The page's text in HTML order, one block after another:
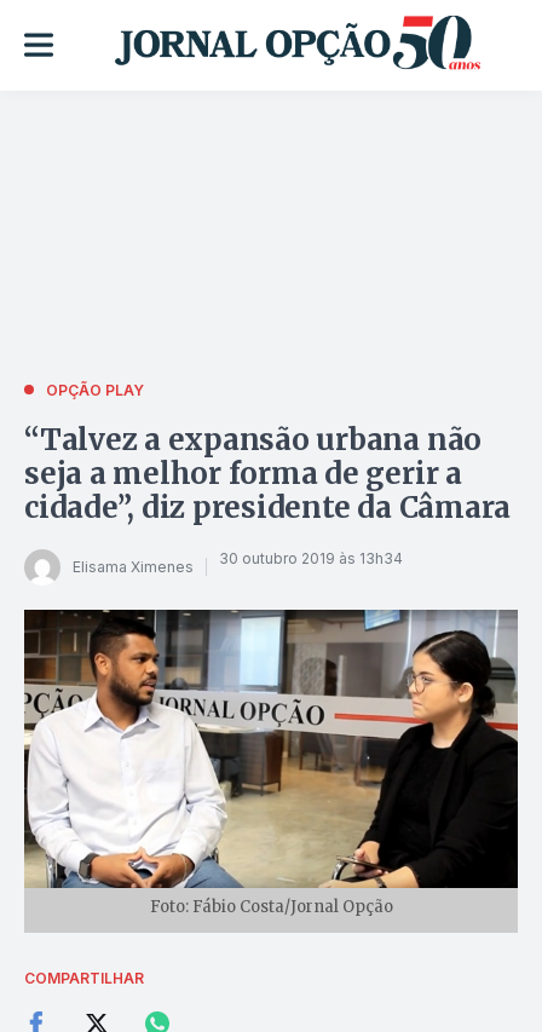
OPÇÃO PLAY
“Talvez a expansão urbana não
seja a melhor forma de gerir a
cidade”, diz presidente da Câmara
Elisama Ximenes 30 outubro 2019 às 13h34
Foto: Fábio Costa/Jornal Opção
COMPARTILHAR